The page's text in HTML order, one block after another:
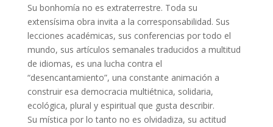
Su bonhomía no es extraterrestre. Toda su
extensísima obra invita a la corresponsabilidad. Sus
lecciones académicas, sus conferencias por todo el
mundo, sus artículos semanales traducidos a multitud
de idiomas, es una lucha contra el
“desencantamiento”, una constante animación a
construir esa democracia multiétnica, solidaria,
ecológica, plural y espiritual que gusta describir.
Su mística por lo tanto no es olvidadiza, su actitud